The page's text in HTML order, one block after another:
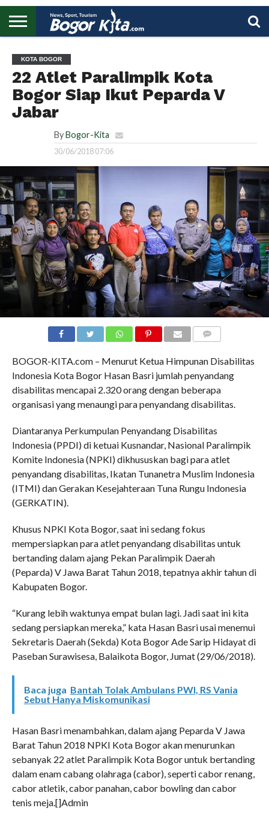
UTAMA
KOTA BOGOR
22 Atlet Paralimpik Kota
Bogor Siap Ikut Peparda V
Jabar
By Bogor-Kita
30/06/2018 07:06
BOGOR-KITA.com – Menurut Ketua Himpunan Disabilitas
Indonesia Kota Bogor Hasan Basri jumlah penyandang
disabilitas mencapai 2.320 orang dengan beberapa
organisasi yang menaungi para penyandang disabilitas.
Diantaranya Perkumpulan Penyandang Disabilitas
Indonesia (PPDI) di ketuai Kusnandar, Nasional Paralimpik
Komite Indonesia (NPKI) dikhususkan bagi para atlet
penyandang disabilitas, Ikatan Tunanetra Muslim Indonesia
(ITMI) dan Gerakan Kesejahteraan Tuna Rungu Indonesia
(GERKATIN).
Khusus NPKI Kota Bogor, saat ini sedang fokus
mempersiapkan para atlet penyandang disabilitas untuk
bertanding dalam ajang Pekan Paralimpik Daerah
(Peparda) V Jawa Barat Tahun 2018, tepatnya akhir tahun di
Kabupaten Bogor.
“Kurang lebih waktunya empat bulan lagi. Jadi saat ini kita
sedang persiapkan mereka,” kata Hasan Basri usai menemui
Sekretaris Daerah (Sekda) Kota Bogor Ade Sarip Hidayat di
Paseban Surawisesa, Balaikota Bogor, Jumat (29/06/2018).
Baca juga Bantah Tolak Ambulans PWI, RS Vania
Sebut Hanya Miskomunikasi
Hasan Basri menambahkan, dalam ajang Peparda V Jawa
Barat Tahun 2018 NPKI Kota Bogor akan menurunkan
sebanyak 22 atlet Paralimpik Kota Bogor untuk bertanding
dalam enam cabang olahraga (cabor), seperti cabor renang,
cabor atletik, cabor panahan, cabor bowling dan cabor
tenis meja.[]Admin